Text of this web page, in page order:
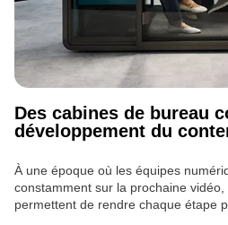
Des cabines de bureau
développement du
À une époque où les équipes
constamment sur la prochaine
permettent de rendre chaque étape